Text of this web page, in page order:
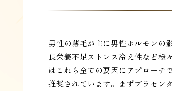
男性の薄毛が主に男性ホルモンの
良栄養不足ストレス冷え性など様
はこれら全ての要因にアプローチ
推奨されています。まずプラセン